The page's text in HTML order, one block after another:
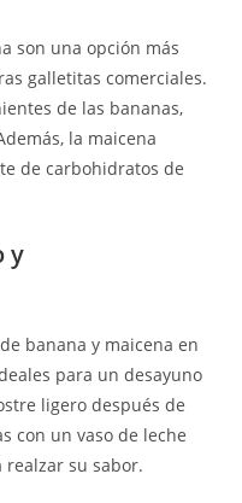
son una opción más
galletitas comerciales.
de las bananas,
la maicena
de carbohidratos de
y
banana y maicena en
para un desayuno
ligero después de
con un vaso de leche
su sabor.